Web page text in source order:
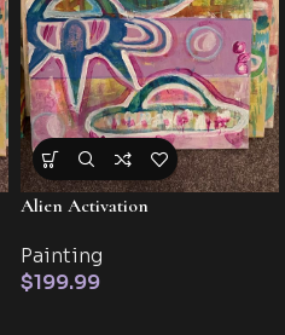
Alien Activation
Painting
$199.99